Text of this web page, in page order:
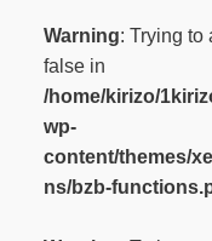
Warning: Trying to
false in
/home/kirizo/
wp-
content/themes/
ns/bzb-